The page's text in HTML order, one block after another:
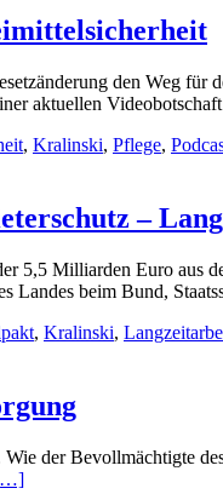
den Weg
aktuellen
, Kralinski, Pflege,
–
5,5 Milliarden Euro aus
beim Bund,
, Kralinski,
der Bevollmächtigte